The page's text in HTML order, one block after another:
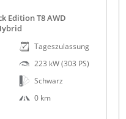
Edition T8 AWD
Tageszulassung
223 kW (303 PS)
Schwarz
0 km